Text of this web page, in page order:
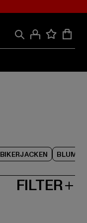
BIKERJACKEN
FILTER